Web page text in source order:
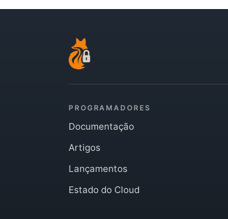
PROGRAMADORES
Documentação
Artigos
Lançamentos
Estado do Cloud